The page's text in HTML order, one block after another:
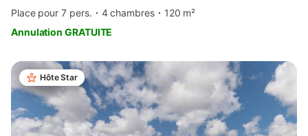
Place pour 7 pers.
4 chambres
120 m²
Annulation GRATUITE
Hôte Star